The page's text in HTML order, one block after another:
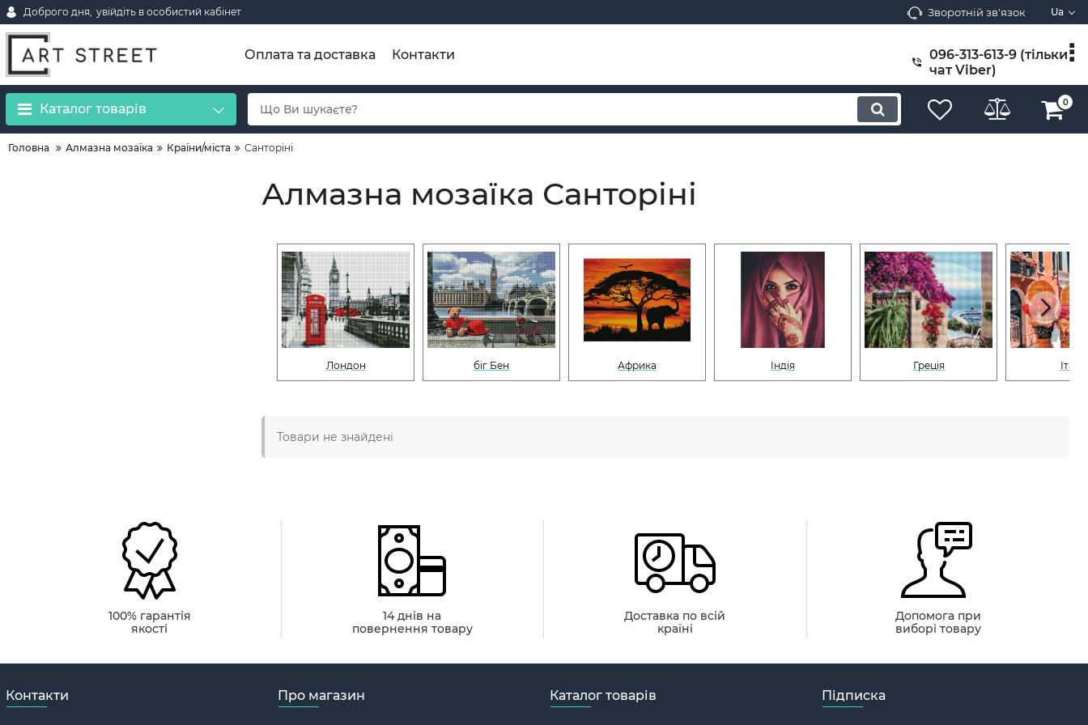
Доброго дня, увійдіть в особистий кабінет Зворотній зв'язок Ua
Оплата та доставка Контакти
096-313-613-9 (тільки
чат Viber)
Каталог товарів 0
Головна Алмазна мозаїка Країни/міста Санторіні
Алмазна мозаїка Санторіні
Лондон біг Бен Африка Індія Греція Італія
Товари не знайдені
100% гарантія
якості
14 днів на
повернення товару
Доставка по всій
країні
Допомога при
виборі товару
Контакти Про магазин Каталог товарів Підписка